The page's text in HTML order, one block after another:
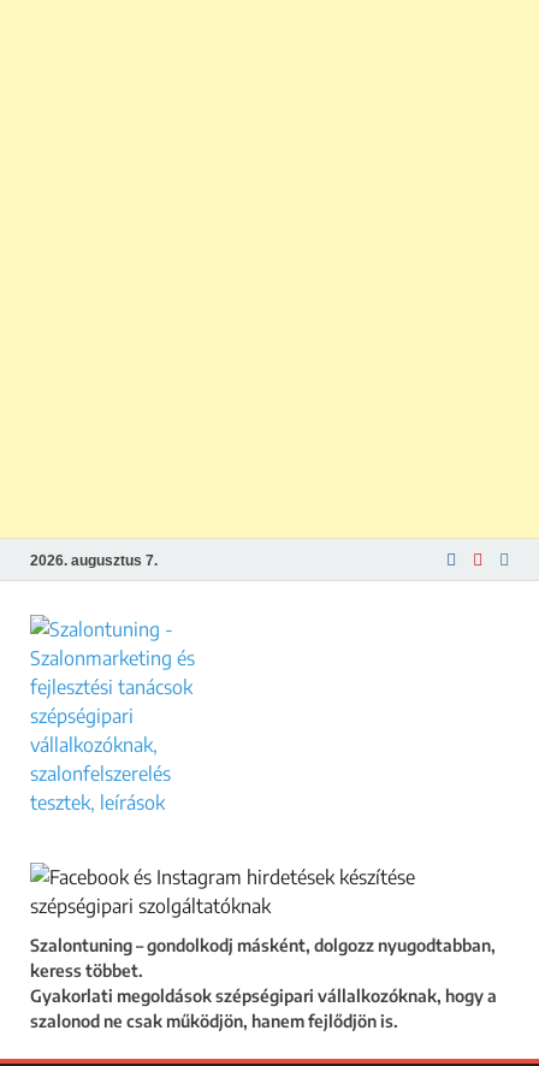
2026. augusztus 7.
Szalontuning – gondolkodj másként, dolgozz nyugodtabban,
keress többet.
Gyakorlati megoldások szépségipari vállalkozóknak, hogy a
szalonod ne csak működjön, hanem fejlődjön is.